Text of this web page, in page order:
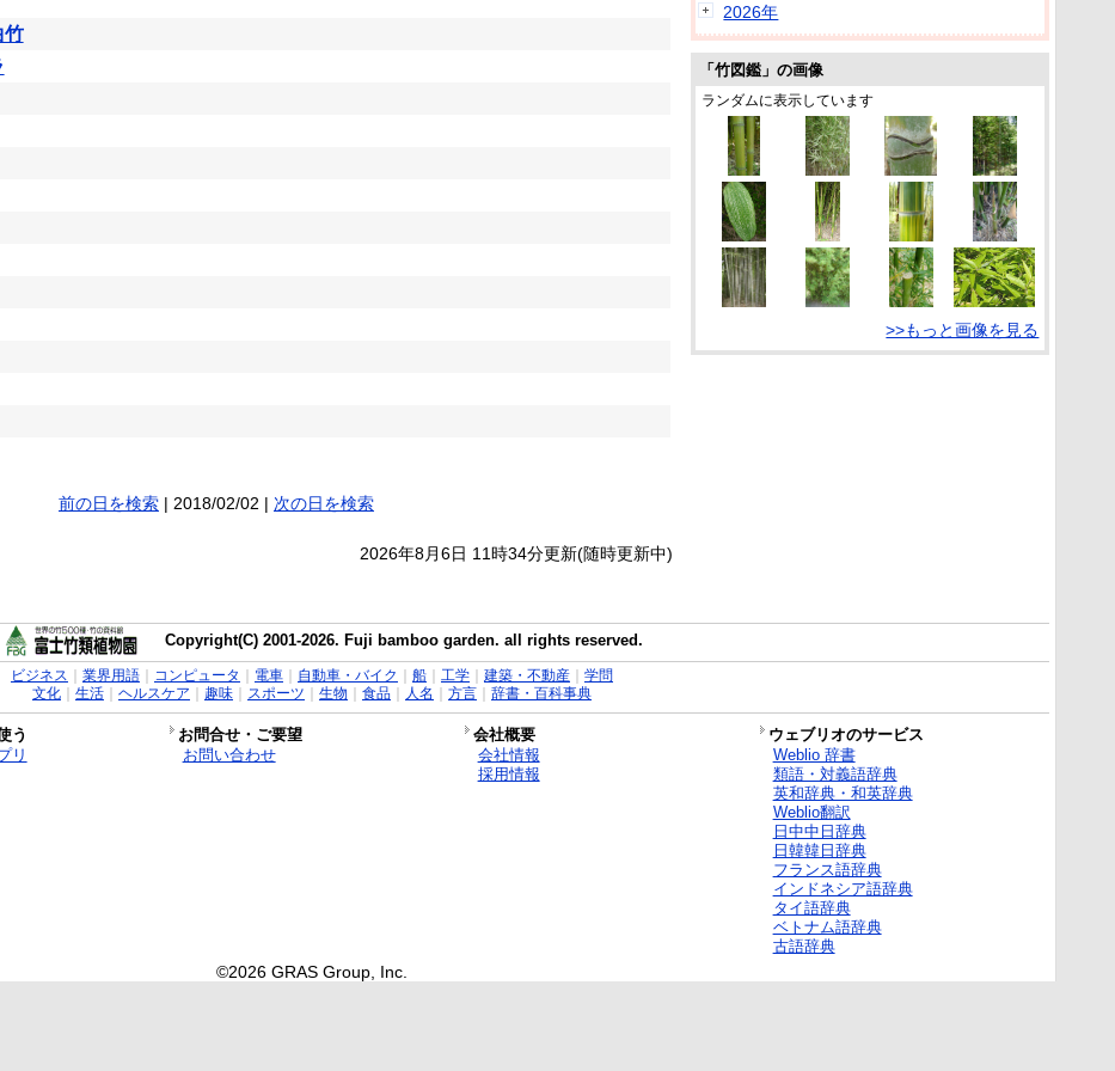
竹
前の日を検索| 2018/02/02 | 次の日を検索
2026年8月6日 11時34分更新(随時更新中)
2026年
「竹図鑑」の画像
ランダムに表示しています
>>もっと画像を見る
Copyright(C) 2001-2026. Fuji bamboo garden. all rights reserved.
ビジネス 業界用語｜ コンピュータ 電車｜ 自動車・バイク 船｜ 工学｜ 建築・不動産｜ 学問
文化｜ 生活｜ ヘルスケア 趣味｜ スポーツ 生物 食品｜ 人名 方言｜ 辞書・百科事典
う お問合せ・ご要望 会社概要
ウェブリオのサービス
リ
お問い合わせ
会社情報
採用情報
Weblio 辞書
類語・対義語辞典
英和辞典・和英辞典
Weblio翻訳
日中中日辞典
日韓韓日辞典
フランス語辞典
インドネシア語辞典
タイ語辞典
ベトナム語辞典
古語辞典
©2026 GRAS Group, Inc.